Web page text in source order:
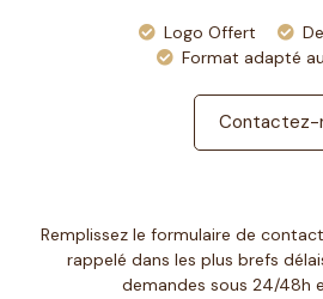
Logo Offert
Format adapté
Contactez-
Remplissez le formulaire de
rappelé dans les plus brefs
demandes sous 24/48h